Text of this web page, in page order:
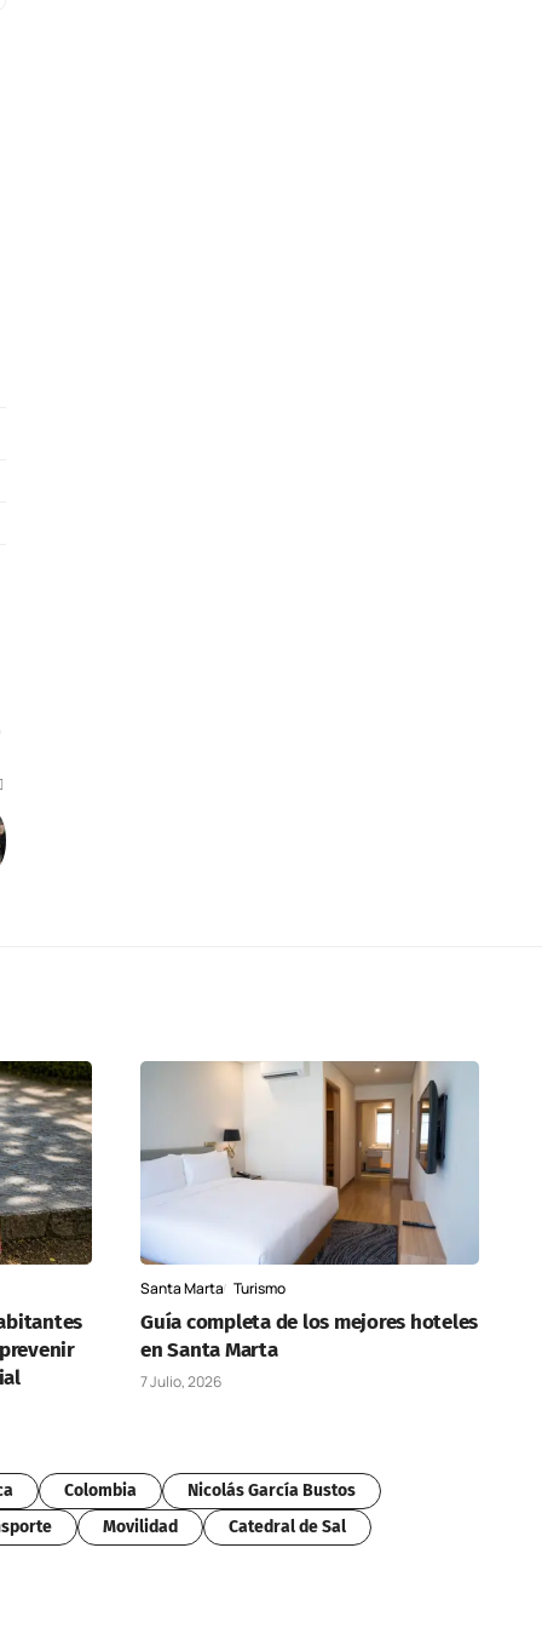
Santa Marta Turismo
Guía completa de los mejores hoteles
en Santa Marta
7 Julio, 2026
Colombia
Nicolás García Bustos
Movilidad Catedral de Sal